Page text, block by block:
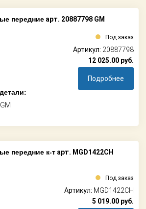
передние арт. 20887798 GM
GM
Под заказ
Артикул: 20887798
12 025.00 руб.
Подробнее
передние к-т арт. MGD1422CH
Под заказ
Артикул: MGD1422CH
5 019.00 руб.